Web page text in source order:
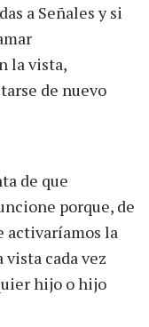
a Señales y si
la vista,
de nuevo
de que
porque, de
activaríamos la
cada vez
hijo o hijo